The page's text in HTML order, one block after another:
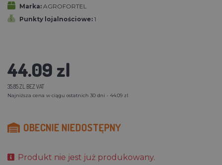
Marka: AGROFORTEL
Punkty lojalnościowe: 1
44.09 zl
35.85 ZL BEZ VAT
Najniższa cena w ciągu ostatnich 30 dni - 44.09 zl
OBECNIE NIEDOSTĘPNY
Produkt nie jest już produkowany.